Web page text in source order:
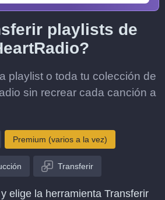
playlists de
playlist o toda tu colección de
sin recrear cada canción a
Premium (varios a la vez)
Transferir
elige la herramienta Transferir